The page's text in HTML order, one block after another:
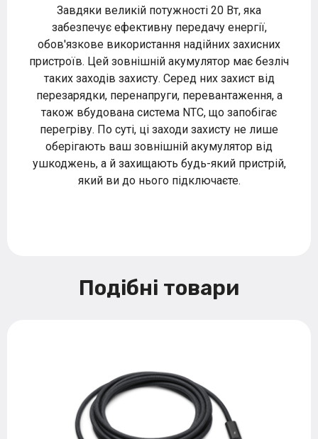
Завдяки великій потужності 20 Вт, яка
забезпечує ефективну передачу енергії,
обов'язкове використання надійних захисних
пристроїв. Цей зовнішній акумулятор має безліч
таких заходів захисту. Серед них захист від
перезарядки, перенапруги, перевантаження, а
також вбудована система NTC, що запобігає
перегріву. По суті, ці заходи захисту не лише
оберігають ваш зовнішній акумулятор від
ушкоджень, а й захищають будь-який пристрій,
який ви до нього підключаєте.
Подібні товари